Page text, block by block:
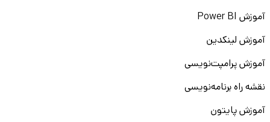
آموزش Power BI
آموزش لینکدین
آموزش پرامپت‌نویسی
نقشه راه برنامه‌نویسی
آموزش پایتون